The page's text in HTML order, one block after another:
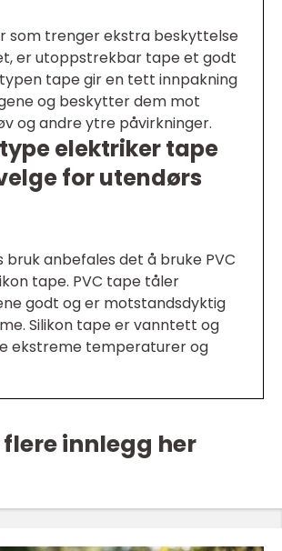
som trenger ekstra beskyttelse
er utoppstrekbar tape et godt
tape gir en tett innpakning
og beskytter dem mot
og andre ytre påvirkninger.
elektriker tape
for utendørs
bruk anbefales det å bruke PVC
tape. PVC tape tåler
godt og er motstandsdyktig
Silikon tape er vanntett og
ekstreme temperaturer og
flere innlegg her